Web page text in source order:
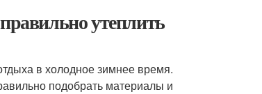
утеплить
в холодное зимнее время.
подобрать материалы и